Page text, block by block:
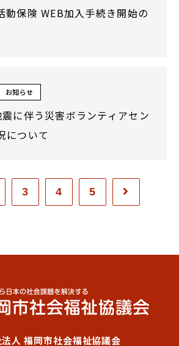
動保険 WEB加入手続き開始の
お知らせ
に伴う災害ボランティアセン
について
3 4 5
人 福岡市社会福祉協議会